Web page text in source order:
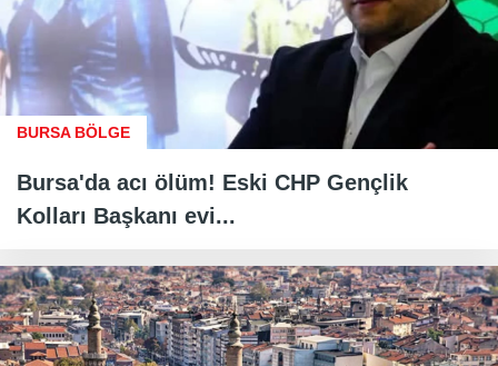
BURSA BÖLGE
Bursa'da acı ölüm! Eski CHP Gençlik
Kolları Başkanı evi...